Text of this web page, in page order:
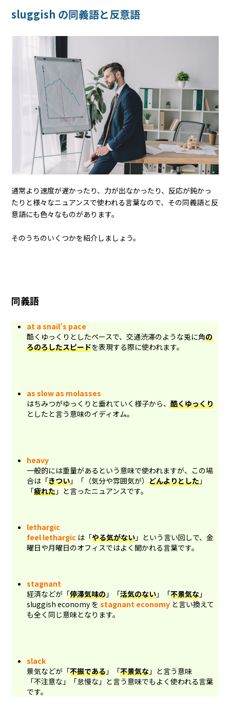
sluggish の同義語と反意語
通常より速度が遅かったり、力が出なかったり、反応が鈍かっ
たりと様々なニュアンスで使われる言葉なので、その同義語と反
意語にも色々なものがあります。
そのうちのいくつかを紹介しましょう。
同義語
at a snail’s pace
酷くゆっくりとしたペースで、交通渋滞のような兎に角の
ろのろしたスピードを表現する際に使われます。
as slow as molasses
はちみつがゆっくりと垂れていく様子から、酷くゆっくり
としたと言う意味のイディオム。
heavy
一般的には重量があるという意味で使われますが、この場
合は「きつい 」「（気分や雰囲気が）どんよりとした 」
「疲れた 」と言ったニュアンスです。
lethargic
feel lethargic は「やる気がない 」という言い回しで、金
曜日や月曜日のオフィスではよく聞かれる言葉です。
stagnant
経済などが「停滞気味の 」「活気のない 」「不景気な 」
sluggish economy をstagnant economy と言い換えて
も全く同じ意味となります。
slack
景気などが「不振である 」「不景気な 」と言う意味
「不注意な」「怠慢な」と言う意味でもよく使われる言葉
です。